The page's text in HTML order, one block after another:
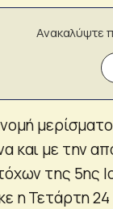
Ανακαλύψτε
και με την
της 5ης
η Τετάρτη